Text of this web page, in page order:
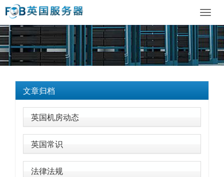
文章归档
英国机房动态
英国常识
法律法规